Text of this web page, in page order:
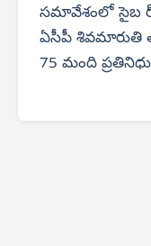
సమావేశంలో సైబ ర్
ఏసీపీ శివమారుతి
75 మంది